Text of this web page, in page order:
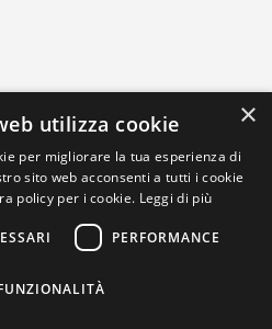
×
utilizza cookie
per migliorare la tua esperienza di
sito web acconsenti a tutti i cookie
policy per i cookie. Leggi di più
PERFORMANCE